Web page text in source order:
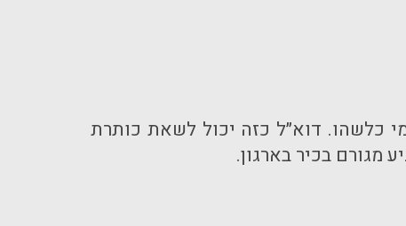
כלשהו. דוא״ל כזה יכול לשאת כותרת
בכיר בארגון.